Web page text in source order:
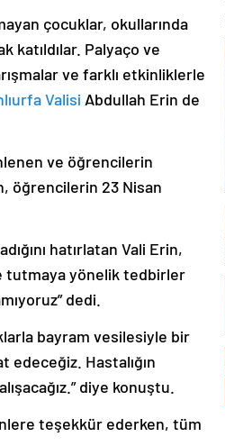
çocuklar, okullarında
katıldılar. Palyaço ve
ve farklı etkinliklerle
Valisi Abdullah Erin de
ve öğrencilerin
öğrencilerin 23 Nisan
hatırlatan Vali Erin,
tutmaya yönelik tedbirler
dedi.
bayram vesilesiyle bir
Hastalığın
diye konuştu.
teşekkür ederken, tüm